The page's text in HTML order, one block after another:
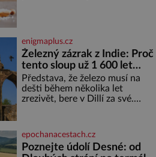
sladkých. Sůl je zdravá Ale v
ani ne třetinovém množství, než
je pro většinu populace běžné.
Její základní složky– sodík a
chlór – jsou zásadní pro
správné hospodaření
enigmaplus.cz
Železný zázrak z Indie: Proč
tento sloup už 1 600 let
nezná rez?
Představa, že železo musí na
dešti během několika let
zrezivět, bere v Dillí za své.
železný sloup, který už přibližně
1 600 let odolává počasí
epochanacestach.cz
Poznejte údolí Desné: od